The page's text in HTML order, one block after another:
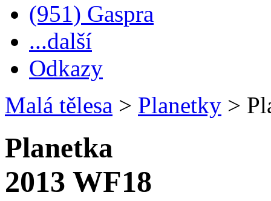
(951) Gaspra
...další
Odkazy
Malá tělesa > Planetky >
Planetka
2013 WF18